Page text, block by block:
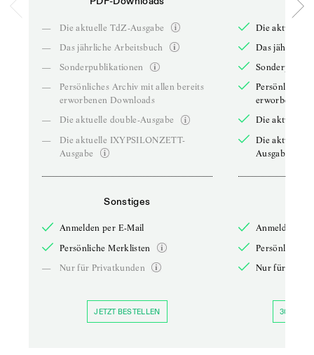
—
Die aktuelle TdZ-Ausgabe
—
Das jährliche Arbeitsbuch
—
Sonderpublikationen
—
Persönliches Archiv mit allen bereits
erworbenen Downloads
—
Die aktuelle double-Ausgabe
—
Die aktuelle IXYPSILONZETT-
Ausgabe
Sonstiges
Anmelden per E-Mail
Persönliche Merklisten
—
Nur für Privatkunden
JETZT BESTELLEN
Die aktuelle
Das jährliche
Persönliches
erworbenen
Die aktuelle
Die aktuelle
Ausgabe
Anmelden
Persönliche
Nur für
30 TAGE